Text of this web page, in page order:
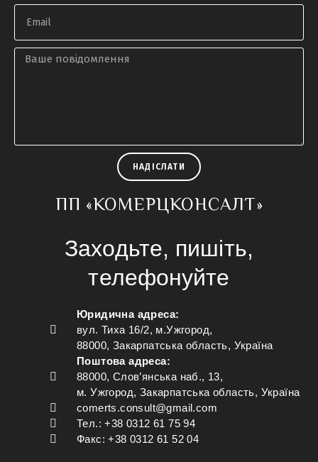
НАДІСЛАТИ
ПП «КОМЕРЦКОНСАЛТ»
Заходьте, пишіть,
телефонуйте
Юридична адреса:
вул. Тиха 16/2, м.Ужгород,
88000, Закарпатська область, Україна
Поштова адреса:
88000, Слов’янська наб., 13,
м. Ужгород, Закарпатська область, Україна
comerts.consult@gmail.com
Тел.: +38 0312 61 75 94
Факс: +38 0312 61 52 04